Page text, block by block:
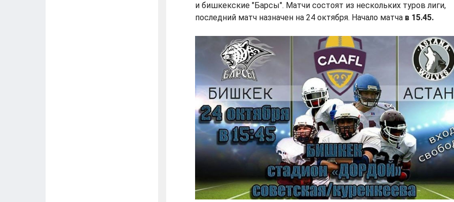
и бишкекские "Барсы". Матчи состоят из нескольких туров лиги,
последний матч назначен на 24 октября. Начало матча в 15.45.